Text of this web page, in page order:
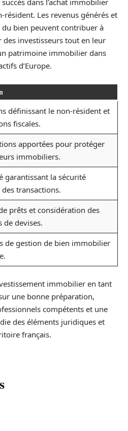
dans l’achat immobilier
résident. Les revenus générés et
du bien peuvent contribuer à
des investisseurs tout en leur
patrimoine immobilier dans
d’Europe.
définissant le non-résident et
fiscales.
apportées pour protéger
immobiliers.
garantissant la sécurité
transactions.
prêts et considération des
de devises.
de gestion de bien immobilier
immobilier en tant
une bonne préparation,
compétents et une
des éléments juridiques et
français.